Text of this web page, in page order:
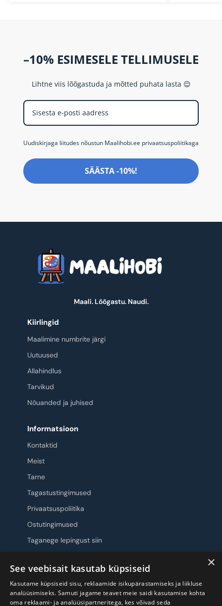
–10% ESIMESELE TELLIMUSELE
Lihtne viis lõõgastuda ja mõtted puhata lasta 😌
Uudiskirjaga liitudes nõustun Maalihobi.ee privaatsuspoliitikaga
SÄÄSTA -10%!
Maali. Lõõgastu. Naudi.
Kiirlingid
Maalimine numbrite järgi
Uutuused
Allahindlus
Tarvikud
Nõuanded ja juhised
Informatsioon
Kontaktid
Meist
Tarne
Tagastustingimused
Privaatsuspoliitika
Ostutingimused
Taganege lepingust siin
Jälgi meid ×
See veebisait kasutab küpsiseid
Kasutame küpsiseid sisu, reklaamide isikupärastamiseks ja liikluse
analüüsimiseks. Samuti jagame teavet meie saidi kasutamise kohta
oma reklaami- ja analüüsipartneritega, kes võivad seda